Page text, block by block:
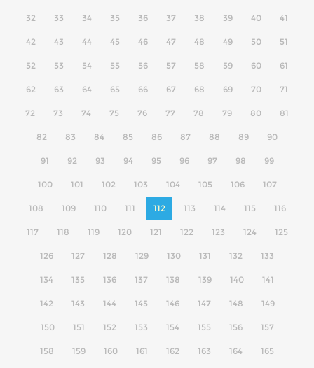
32 33 34 35 36 37 38 39 40 41
42 43 44 45 46 47 48 49 50 51
52 53 54 55 56 57 58 59 60 61
62 63 64 65 66 67 68 69 70 71
72 73 74 75 76 77 78 79 80 81
82 83 84 85 86 87 88 89 90
91 92 93 94 95 96 97 98 99
100 101 102 103 104 105 106 107
108 109 110 111 112 113 114 115 116
117 118 119 120 121 122 123 124 125
126 127 128 129 130 131 132 133
134 135 136 137 138 139 140 141
142 143 144 145 146 147 148 149
150 151 152 153 154 155 156 157
158 159 160 161 162 163 164 165